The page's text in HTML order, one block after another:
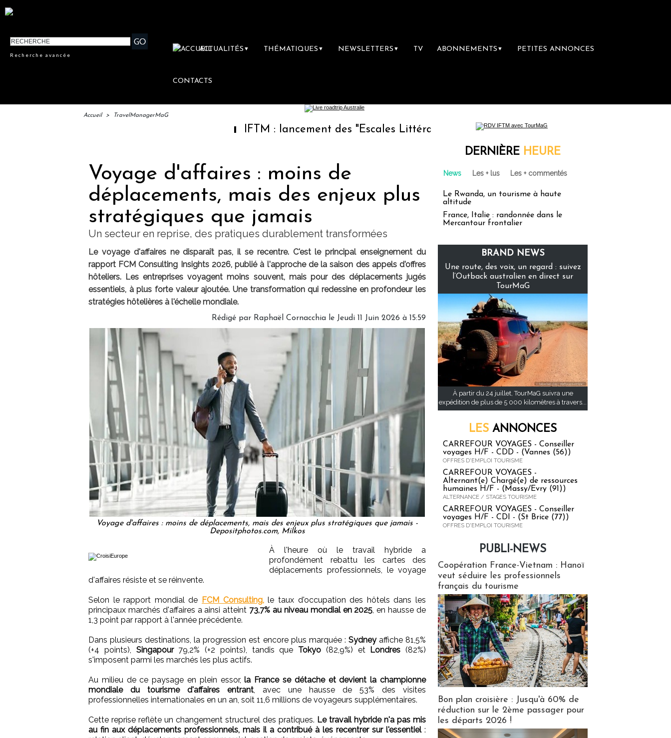
Recherche avancée
ACTUALITÉS ▼ THÉMATIQUES ▼ NEWSLETTERS ▼ TV ABONNEMENTS ▼ PETITES ANNONCES
CONTACTS
Accueil > TravelManagerMaG
IFTM : lancement des "Escales Littéraires", la première librairie du voyage
Voyage d'affaires : moins de
déplacements, mais des enjeux plus
stratégiques que jamais
Un secteur en reprise, des pratiques durablement transformées
Le voyage d'affaires ne disparaît pas, il se recentre. C'est le principal enseignement du
rapport FCM Consulting Insights 2026, publié à l'approche de la saison des appels d'offres
hôteliers. Les entreprises voyagent moins souvent, mais pour des déplacements jugés
essentiels, à plus forte valeur ajoutée. Une transformation qui redessine en profondeur les
stratégies hôtelières à l'échelle mondiale.
Rédigé par Raphaël Cornacchia le Jeudi 11 Juin 2026 à 15:59
Voyage d'affaires : moins de déplacements, mais des enjeux plus stratégiques que jamais -
Depositphotos.com, Milkos
À l'heure où le travail hybride a
profondément rebattu les cartes des
déplacements professionnels, le voyage
d'affaires résiste et se réinvente.
Selon le rapport mondial de FCM Consulting,le taux d'occupation des hôtels dans les
principaux marchés d'affaires a ainsi atteint 73,7% au niveau mondial en 2025 , en hausse de
1,3 point par rapport à l'année précédente.
Dans plusieurs destinations, la progression est encore plus marquée : Sydneyaffiche 81,5%
(+4 points), Singapour79,2% (+2 points), tandis que Tokyo (82,9%) et Londres (82%)
s'imposent parmi les marchés les plus actifs.
Au milieu de ce paysage en plein essor, la France se détache et devient la championne
mondiale du tourisme d'affaires entrant , avec une hausse de 53% des visites
professionnelles internationales en un an, soit 11,6 millions de voyageurs supplémentaires.
Cette reprise reflète un changement structurel des pratiques. Le travail hybride n'a pas mis
au fin aux déplacements professionnels, mais il a contribué à les recentrer sur l'essentiel:
DERNIÈRE HEURE
News Les + lus Les + commentés
Le Rwanda, un tourisme à haute
altitude
France, Italie : randonnée dans le
Mercantour frontalier
BRAND NEWS
Une route, des voix, un regard : suivez
l’Outback australien en direct sur
TourMaG
À partir du 24 juillet, TourMaG suivra une
expédition de plus de 5 000 kilomètres à travers...
LES ANNONCES
CARREFOUR VOYAGES - Conseiller
voyages H/F - CDD - (Vannes (56))
OFFRES D'EMPLOI TOURISME
CARREFOUR VOYAGES -
Alternant(e) Chargé(e) de ressources
humaines H/F - (Massy/Evry (91))
ALTERNANCE / STAGES TOURISME
CARREFOUR VOYAGES - Conseiller
voyages H/F - CDI - (St Brice (77))
OFFRES D'EMPLOI TOURISME
PUBLI-NEWS
Coopération France-Vietnam : Hanoï
veut séduire les professionnels
français du tourisme
Bon plan croisière : Jusqu'à 60% de
réduction sur le 2ème passager pour
les départs 2026 !